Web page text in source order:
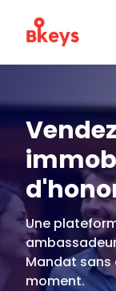
Une
Mandat sans
moment.